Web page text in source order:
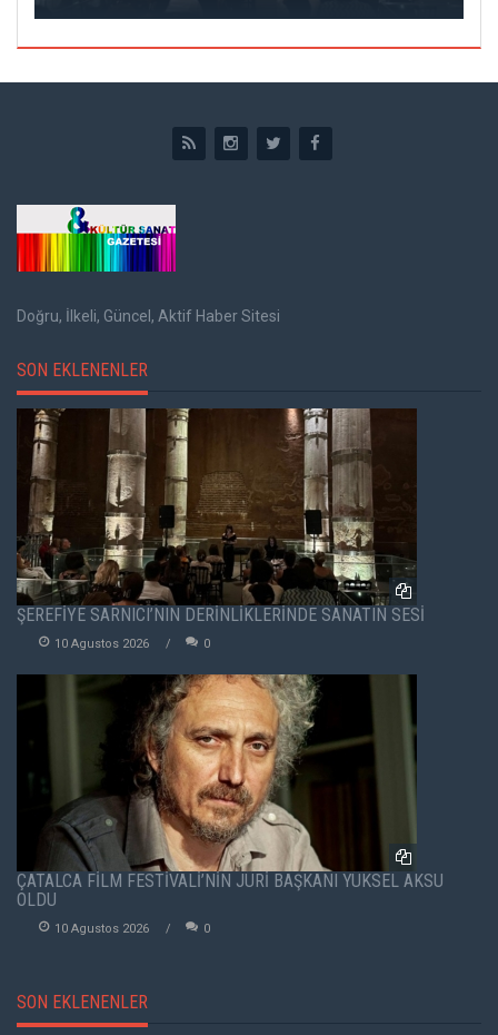
Doğru, İlkeli, Güncel, Aktif Haber Sitesi
SON EKLENENLER
ŞEREFİYE SARNICI’NIN DERİNLİKLERİNDE SANATIN SESİ
10 Agustos 2026 0
ÇATALCA FİLM FESTİVALİ’NİN JÜRİ BAŞKANI YÜKSEL AKSU
OLDU
10 Agustos 2026 0
SON EKLENENLER